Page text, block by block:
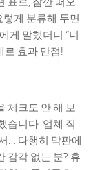
게 분류해 두면
게 말했더니 “너
로 효과 만점!
체크도 안 해 보
습니다. 업체 직
… 다행히 막판에
감각 없는 분? 휴